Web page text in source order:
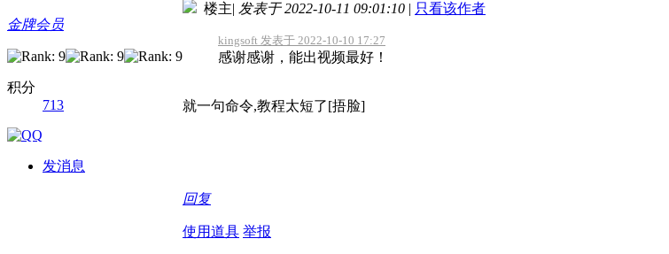
金牌会员
积分
713
发消息
楼主| 发表于 2022-10-11 09:01:10 | 只看该作者
kingsoft 发表于 2022-10-10 17:27
感谢感谢，能出视频最好！
就一句命令,教程太短了[捂脸]
回复
使用道具 举报